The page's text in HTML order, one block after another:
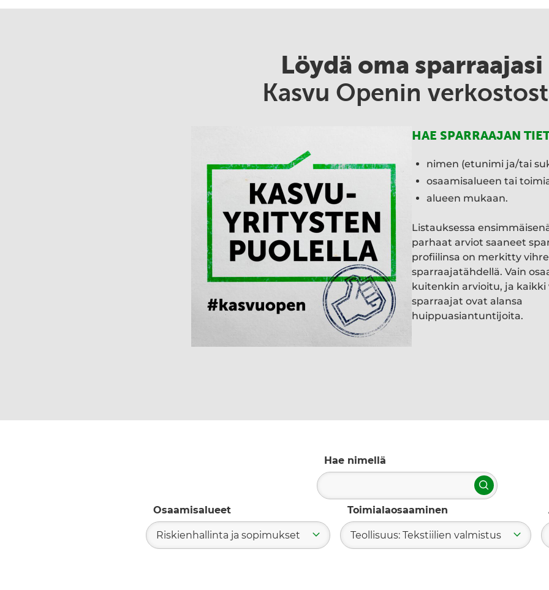
Löydä oma sparraajasi
Kasvu Openin
HAE SPARRAAJAN
nimen (etunimi ja/tai
osaamisalueen tai
alueen mukaan.
Listauksessa
parhaat arviot saaneet
profiilinsa on merkitty
sparraajatähdellä. Vain
kuitenkin arvioitu, ja
sparraajat ovat alansa
huippuasiantuntijoita.
Hae nimellä
Hae
Osaamisalueet
Riskienhallinta ja sopimukset
Toimialaosaaminen
Teollisuus: Tekstiilien valmistus